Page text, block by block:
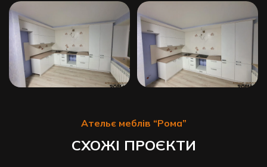
Ательє меблів “Рома”
СХОЖІ ПРОЄКТИ